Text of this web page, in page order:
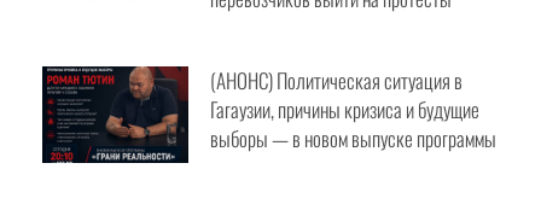
(АНОНС) Политическая ситуация в
Гагаузии, причины кризиса и будущие
выборы — в новом выпуске
программы